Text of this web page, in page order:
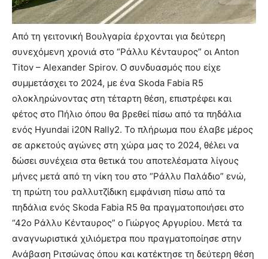
Από τη γειτονική Βουλγαρία έρχονται για δεύτερη
συνεχόμενη χρονιά στο “Ράλλυ Κένταυρος” οι Anton
Titov – Alexander Spirov. Ο συνδυασμός που είχε
συμμετάσχει το 2024, με ένα Skoda Fabia R5
ολοκληρώνοντας στη τέταρτη θέση, επιστρέφει και
φέτος στο Πήλιο όπου θα βρεθεί πίσω από τα πηδάλια
ενός Hyundai i20N Rally2. Το πλήρωμα που έλαβε μέρος
σε αρκετούς αγώνες στη χώρα μας το 2024, θέλει να
δώσει συνέχεια στα θετικά του αποτελέσματα λίγους
μήνες μετά από τη νίκη του στο “Ράλλυ Παλάδιο” ενώ,
τη πρώτη του ραλλυτζίδικη εμφάνιση πίσω από τα
πηδάλια ενός Skoda Fabia R5 θα πραγματοποιήσει στο
“42ο Ράλλυ Κένταυρος” ο Γιώργος Αργυρίου. Μετά τα
αναγνωριστικά χιλιόμετρα που πραγματοποίησε στην
Ανάβαση Ριτσώνας όπου και κατέκτησε τη δεύτερη θέση